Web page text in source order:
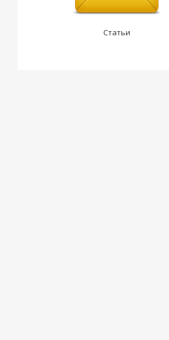
Статьи